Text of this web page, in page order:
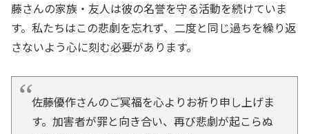
藤さんの家族・友人は彼の名誉を守る活動を続けていま
す。私たちはこの悲劇を忘れず、二度と同じ過ちを繰り返
さないよう心に刻む必要があります。
佐藤優作さんのご冥福を心よりお祈り申し上げま
す。加害者が罪と向き合い、再び悲劇が起こらぬ